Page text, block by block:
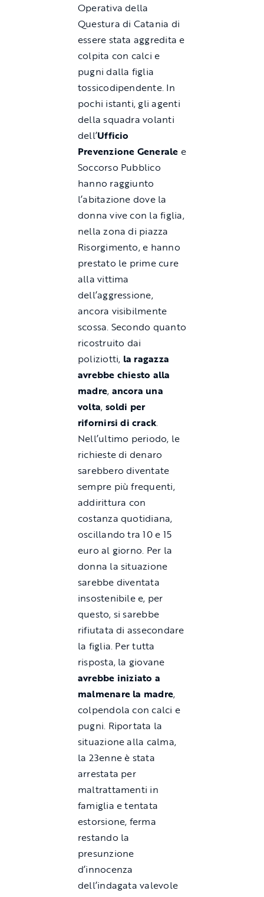
Operativa della
Questura di Catania di
essere stata aggredita e
colpita con calci e
pugni dalla figlia
tossicodipendente. In
pochi istanti, gli agenti
della squadra volanti
dell’Ufficio
Prevenzione Generale e
Soccorso Pubblico
hanno raggiunto
l’abitazione dove la
donna vive con la figlia,
nella zona di piazza
Risorgimento, e hanno
prestato le prime cure
alla vittima
dell’aggressione,
ancora visibilmente
scossa. Secondo quanto
ricostruito dai
poliziotti, la ragazza
avrebbe chiesto alla
madre, ancora una
volta, soldi per
rifornirsi di crack.
Nell’ultimo periodo, le
richieste di denaro
sarebbero diventate
sempre più frequenti,
addirittura con
costanza quotidiana,
oscillando tra 10 e 15
euro al giorno. Per la
donna la situazione
sarebbe diventata
insostenibile e, per
questo, si sarebbe
rifiutata di assecondare
la figlia. Per tutta
risposta, la giovane
avrebbe iniziato a
malmenare la madre,
colpendola con calci e
pugni. Riportata la
situazione alla calma,
la 23enne è stata
arrestata per
maltrattamenti in
famiglia e tentata
estorsione, ferma
restando la
presunzione
d’innocenza
dell’indagata valevole